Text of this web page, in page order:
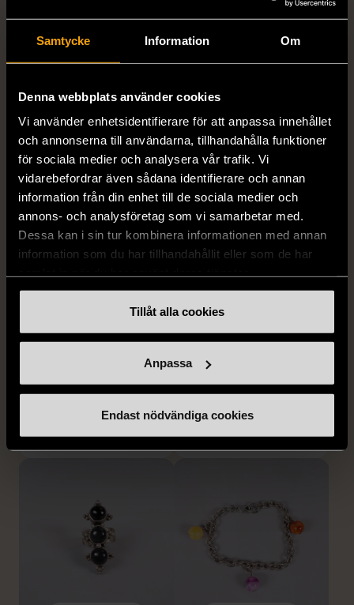
Samtycke Information Om
Denna webbplats använder cookies
Vi använder enhetsidentifierare för att anpassa innehållet
och annonserna till användarna, tillhandahålla funktioner
för sociala medier och analysera vår trafik. Vi
vidarebefordrar även sådana identifierare och annan
information från din enhet till de sociala medier och
annons- och analysföretag som vi samarbetar med.
Dessa kan i sin tur kombinera informationen med annan
information som du har tillhandahållit eller som de har
Tillåt alla cookies
Anpassa
Endast nödvändiga cookies
S (34-36)
Gianfranco Ferre Studio -
Vintage
999 kr
Dobber - Beige byxor
179 kr
Örhängen i sterlingsilver
med spikberlocker
Mycket gott skick
399 kr